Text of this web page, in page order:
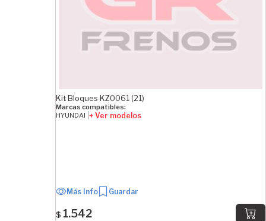
Kit Bloques KZ0061 (21)
Marcas compatibles:
HYUNDAI + Ver modelos
Más Info Guardar
$ 1.542